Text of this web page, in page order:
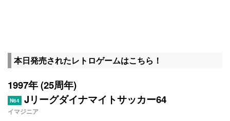
本日発売されたレトロゲームはこちら！
1997年 (25周年)
N64 Jリーグダイナマイトサッカー64
イマジニア